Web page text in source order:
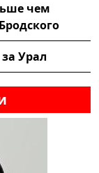
чем
Урал